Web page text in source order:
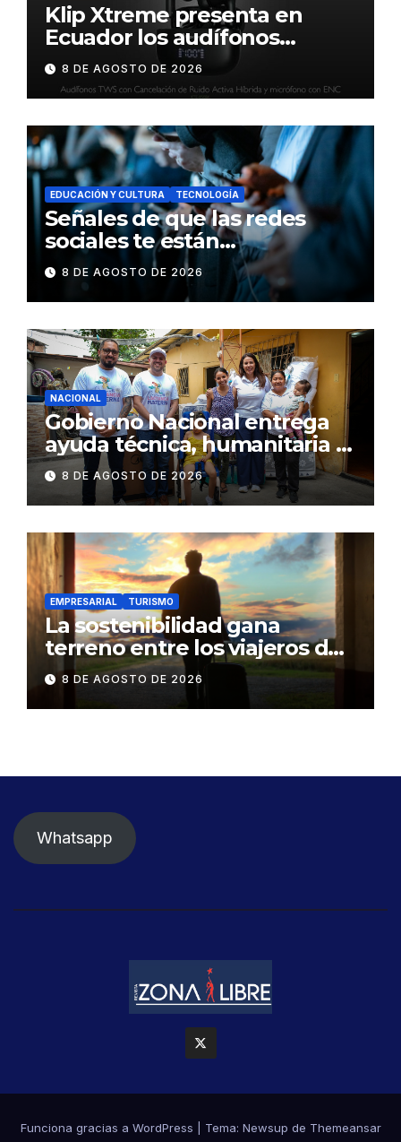
Klip Xtreme presenta en
Ecuador los audífonos
DynaBuds con sonido
inteligente y control táctil
8 DE AGOSTO DE 2026
EDUCACIÓN Y CULTURA TECNOLOGÍA
Señales de que las redes
sociales te están
consumiendo
8 DE AGOSTO DE 2026
NACIONAL
Gobierno Nacional entrega
ayuda técnica, humanitaria y
Bono Joaquín Gallegos Lara a
familia en situación de
vulnerabilidad
8 DE AGOSTO DE 2026
EMPRESARIAL TURISMO
La sostenibilidad gana
terreno entre los viajeros de
negocios
8 DE AGOSTO DE 2026
Whatsapp
Funciona gracias a WordPress Tema: Newsup de Themeansar